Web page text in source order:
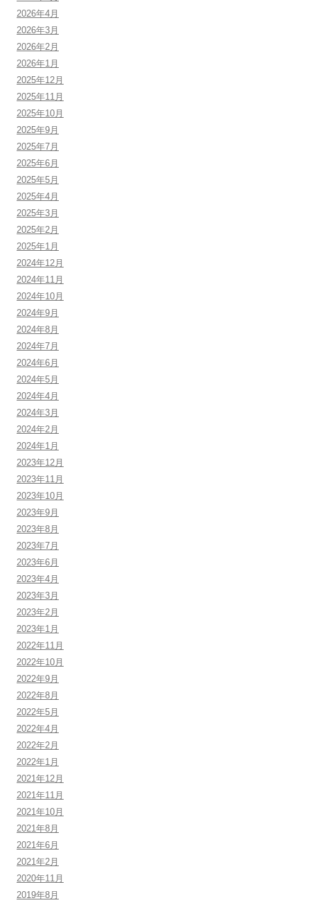
2026年4月
2026年3月
2026年2月
2026年1月
2025年12月
2025年11月
2025年10月
2025年9月
2025年7月
2025年6月
2025年5月
2025年4月
2025年3月
2025年2月
2025年1月
2024年12月
2024年11月
2024年10月
2024年9月
2024年8月
2024年7月
2024年6月
2024年5月
2024年4月
2024年3月
2024年2月
2024年1月
2023年12月
2023年11月
2023年10月
2023年9月
2023年8月
2023年7月
2023年6月
2023年4月
2023年3月
2023年2月
2023年1月
2022年11月
2022年10月
2022年9月
2022年8月
2022年5月
2022年4月
2022年2月
2022年1月
2021年12月
2021年11月
2021年10月
2021年8月
2021年6月
2021年2月
2020年11月
2019年8月